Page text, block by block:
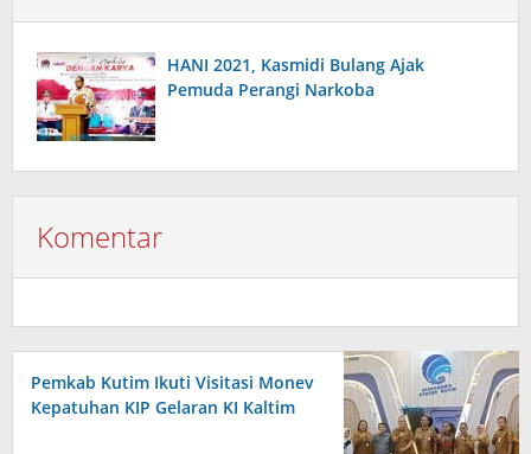
HANI 2021, Kasmidi Bulang Ajak
Pemuda Perangi Narkoba
Komentar
Pemkab Kutim Ikuti Visitasi Monev
Kepatuhan KIP Gelaran KI Kaltim